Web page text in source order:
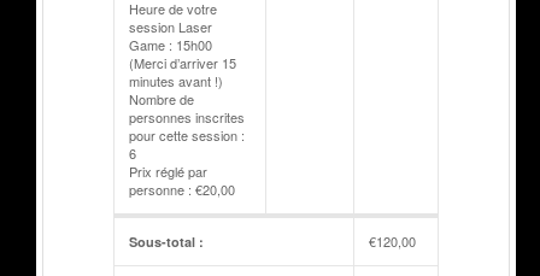
Heure de votre
session Laser
Game : 15h00
(Merci d’arriver 15
minutes avant !)
Nombre de
personnes inscrites
pour cette session :
6
Prix réglé par
personne : €20,00
Sous-total : €120,00